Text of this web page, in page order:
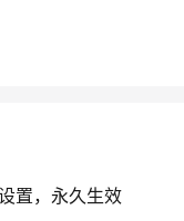
置，永久生效